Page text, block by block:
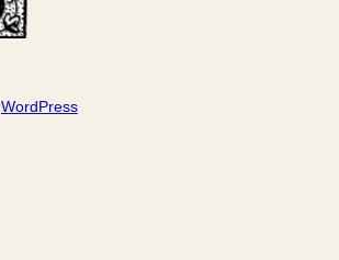
WordPress